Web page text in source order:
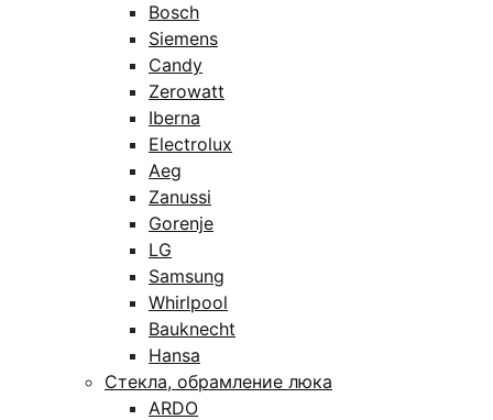
Bosch
Siemens
Candy
Zerowatt
Iberna
Electrolux
Aeg
Zanussi
Gorenje
LG
Samsung
Whirlpool
Bauknecht
Hansa
Стекла, обрамление люка
ARDO